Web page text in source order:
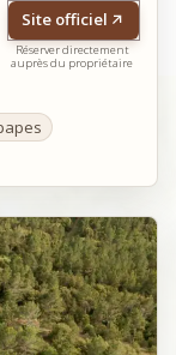
Site officiel
Réserver directement
auprès du propriétaire